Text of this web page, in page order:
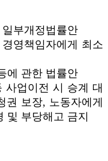
부개정법률안
영책임자에게 최소
에 관한 법률안
사업이전 시 승계 대
권 보장, 노동자에게
및 부당해고 금지